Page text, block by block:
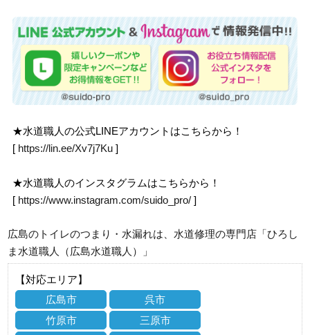
★水道職人の公式LINEアカウントはこちらから！
[ https://lin.ee/Xv7j7Ku ]
★水道職人のインスタグラムはこちらから！
[ https://www.instagram.com/suido_pro/ ]
広島のトイレのつまり・水漏れは、水道修理の専門店「ひろし
ま水道職人（広島水道職人）」
【対応エリア】
広島市
呉市
竹原市
三原市